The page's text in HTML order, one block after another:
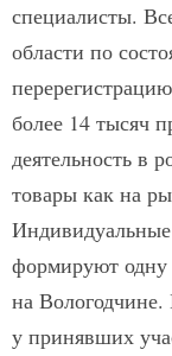
специалисты.
области по
более 14 тысяч
деятельность в
товары как на
формируют одну
на
у принявших